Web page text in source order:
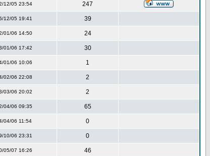
12/05 23:54 247
12/05 19:41 39
01/06 14:50 24
01/06 17:42 30
01/06 10:06 1
02/06 22:08 2
03/06 20:02 2
04/06 09:35 65
04/06 11:54 0
10/06 23:31 0
05/07 16:26 46